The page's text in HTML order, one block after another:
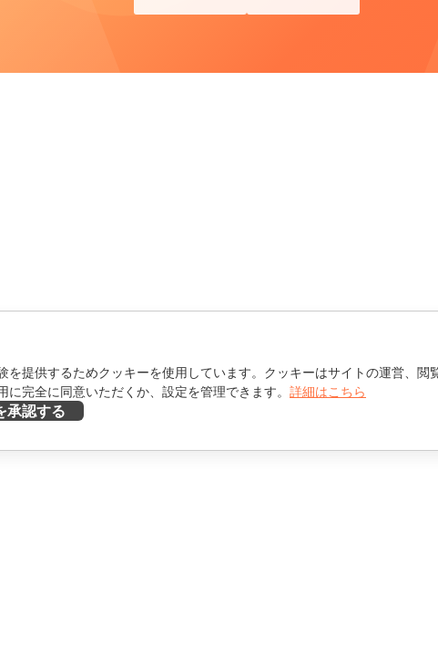
提供するためクッキーを使用しています。クッキーはサイトの運営、閲
完全に同意いただくか、設定を管理できます。 詳細はこちら
承認する